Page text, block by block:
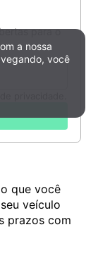
para o
privacidade.
que você
veículo
prazos com
a nossa
você